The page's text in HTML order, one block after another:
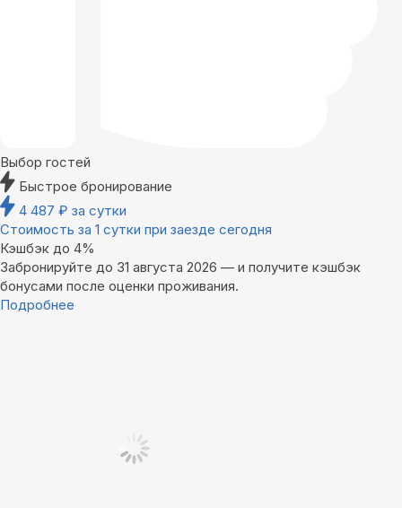
Выбор гостей
Быстрое бронирование
4 487 ₽ за сутки
Стоимость за 1 сутки при заезде сегодня
Кэшбэк до 4%
Забронируйте до 31 августа 2026 — и получите кэшбэк
бонусами после оценки проживания.
Подробнее